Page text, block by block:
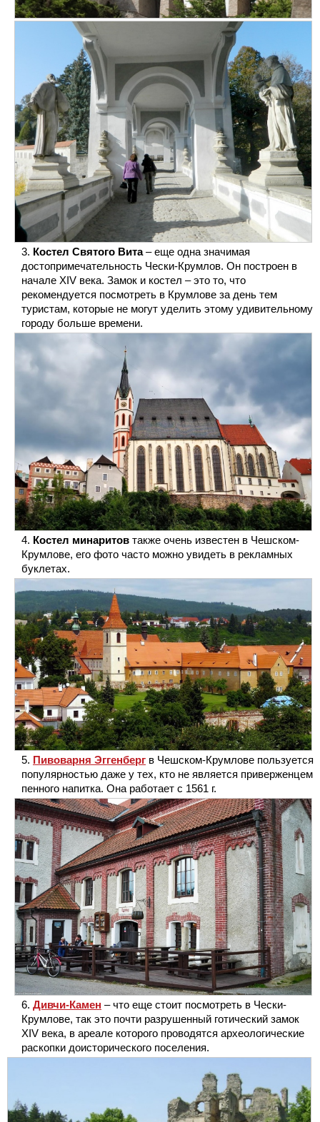
Костел Святого Вита– еще одна значимая
достопримечательность Чески-Крумлов. Он построен в
начале XIV века. Замок и костел – это то, что
рекомендуется посмотреть в Крумлове за день тем
туристам, которые не могут уделить этому удивительному
городу больше времени.
Костел минаритов также очень известен в Чешском-
Крумлове, его фото часто можно увидеть в рекламных
буклетах.
Пивоварня Эггенберг в Чешском-Крумлове пользуется
популярностью даже у тех, кто не является приверженцем
пенного напитка. Она работает с 1561 г.
Дивчи-Камен – что еще стоит посмотреть в Чески-
Крумлове, так это почти разрушенный готический замок
XIV века, в ареале которого проводятся археологические
раскопки доисторического поселения.